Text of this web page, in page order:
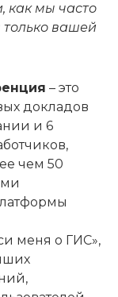
как мы часто
вашей
– это
докладов
и 6
чем 50
меня о ГИС»,